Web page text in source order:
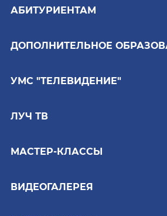
АБИТУРИЕНТАМ
ДОПОЛНИТЕЛЬНОЕ
УМС "ТЕЛЕВИДЕНИЕ"
ЛУЧ ТВ
МАСТЕР-КЛАССЫ
ВИДЕОГАЛЕРЕЯ